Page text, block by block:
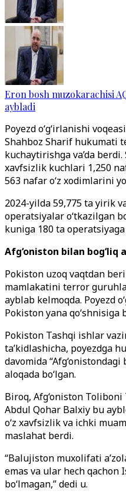
Eron bosh muzokarachisi
aybladi
Poyezd o‘g‘irlanishi
Shahboz Sharif hukumati
kuchaytirishga va’da
xavfsizlik kuchlari 1,250
563 nafar o‘z xodimlarini
2024-yilda 59,775 ta yirik
operatsiyalar o‘tkazilgan
kuniga 180 ta
Afg‘oniston bilan bog‘liq
Pokiston uzoq vaqtdan
mamlakatini terror
ayblab kelmoqda. Poyezd
Pokiston yana qo‘shnisiga
Pokiston Tashqi ishlar
ta’kidlashicha, poyezdga
davomida
aloqada bo‘lgan.
Biroq, Afg‘oniston
Abdul Qohar Balxiy bu
o‘z xavfsizlik va ichki
maslahat berdi.
“Balujiston muxolifati
emas va ular hech
bo‘lmagan,” dedi u.